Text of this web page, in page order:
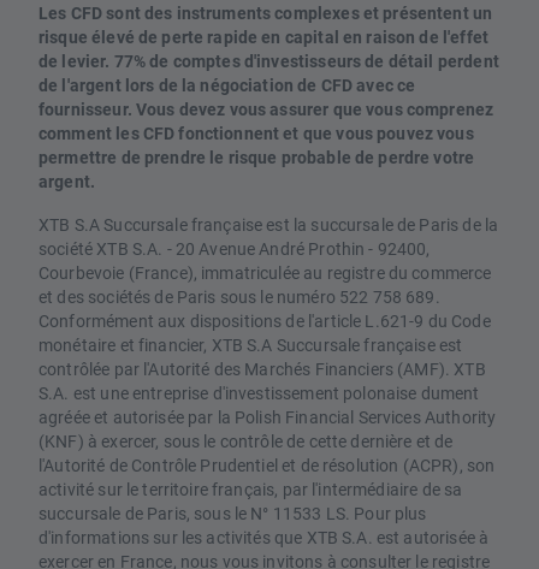
Les CFD sont des instruments complexes et présentent un
risque élevé de perte rapide en capital en raison de l'effet
de levier. 77% de comptes d'investisseurs de détail perdent
de l'argent lors de la négociation de CFD avec ce
fournisseur. Vous devez vous assurer que vous comprenez
comment les CFD fonctionnent et que vous pouvez vous
permettre de prendre le risque probable de perdre votre
argent.
XTB S.A Succursale française est la succursale de Paris de la
société XTB S.A. - 20 Avenue André Prothin - 92400,
Courbevoie (France), immatriculée au registre du commerce
et des sociétés de Paris sous le numéro 522 758 689.
Conformément aux dispositions de l'article L.621-9 du Code
monétaire et financier, XTB S.A Succursale française est
contrôlée par l'Autorité des Marchés Financiers (AMF). XTB
S.A. est une entreprise d'investissement polonaise dument
agréée et autorisée par la Polish Financial Services Authority
(KNF) à exercer, sous le contrôle de cette dernière et de
l'Autorité de Contrôle Prudentiel et de résolution (ACPR), son
activité sur le territoire français, par l'intermédiaire de sa
succursale de Paris, sous le N° 11533 LS. Pour plus
d'informations sur les activités que XTB S.A. est autorisée à
exercer en France, nous vous invitons à consulter le registre